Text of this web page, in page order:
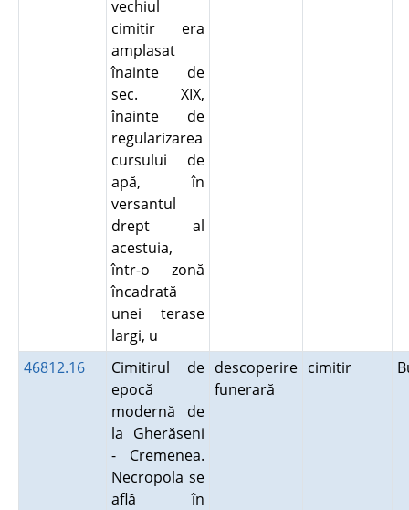
vechiul
cimitir era
amplasat
înainte de
sec. XIX,
înainte de
regularizarea
cursului de
apă, în
versantul
drept al
acestuia,
într-o zonă
încadrată
unei terase
largi, u
46812.16
Cimitirul de
epocă
modernă de
la Gherăseni
- Cremenea.
Necropola se
află în
descoperire
funerară
cimitir